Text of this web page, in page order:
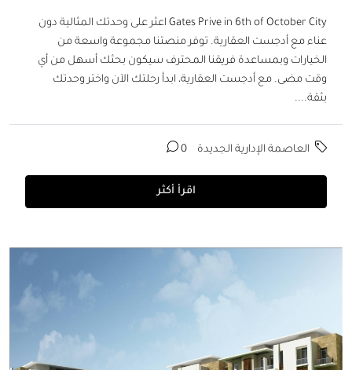
Gates Prive in 6th of October City اعثر على وحدتك المثالية دون
عناء مع أدجست العقارية. توفر منصتنا مجموعة واسعة من
الخيارات وبمساعدة فريقنا المحترف سيكون بحثك أسهل من أي
وقت مضى. مع أدجست العقارية، ابدأ رحلتك الآن واختر وحدتك
بثقة....
العاصمة الإدارية الجديدة 0
اقرأ أكثر